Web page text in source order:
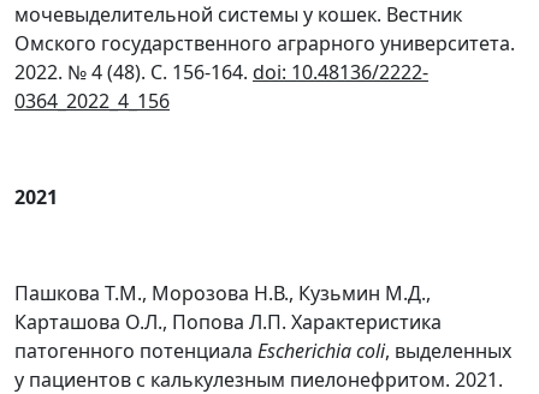
мочевыделительной системы у кошек. Вестник
Омского государственного аграрного университета.
2022. № 4 (48). С. 156-164. doi: 10.48136/2222-
0364_2022_4_156
2021
Пашкова Т.М., Морозова Н.В., Кузьмин М.Д.,
Карташова О.Л., Попова Л.П. Характеристика
патогенного потенциала Escherichia coli, выделенных
у пациентов с калькулезным пиелонефритом. 2021.